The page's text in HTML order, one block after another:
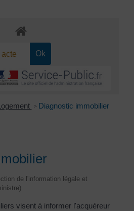
> Diagnostic immobilier
de l'information légale et
visent à informer l'acquéreur